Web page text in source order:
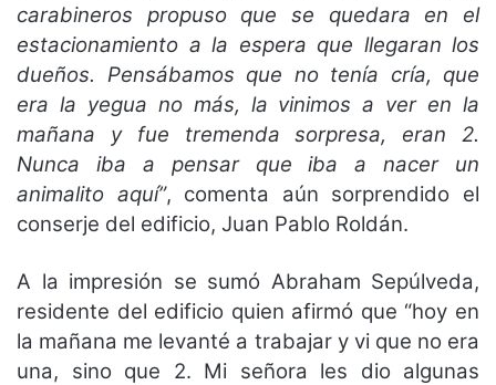
carabineros propuso que se quedara en el
estacionamiento a la espera que llegaran los
dueños. Pensábamos que no tenía cría, que
era la yegua no más, la vinimos a ver en la
mañana y fue tremenda sorpresa, eran 2.
Nunca iba a pensar que iba a nacer un
animalito aquí”, comenta aún sorprendido el
conserje del edificio, Juan Pablo Roldán.
A la impresión se sumó Abraham Sepúlveda,
residente del edificio quien afirmó que “hoy en
la mañana me levanté a trabajar y vi que no era
una, sino que 2. Mi señora les dio algunas